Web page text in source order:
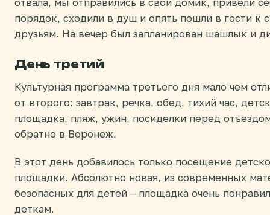
порядок, сходили в душ и опять пошли в гости к
друзьям. На вечер был запланирован шашлык и
День третий
Культурная программа третьего дня мало чем
от второго: завтрак, речка, обед, тихий час,
площадка, пляж, ужин, посиделки перед
обратно в Воронеж.
В этот день добавилось только посещение
площадки. Абсолютно новая, из современных
безопасных для детей – площадка очень
деткам.